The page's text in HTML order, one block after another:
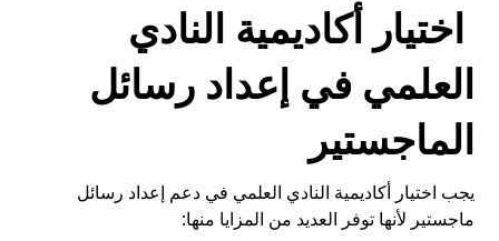
اختيار أكاديمية النادي
العلمي في إعداد رسائل
الماجستير
يجب اختيار أكاديمية النادي العلمي في دعم إعداد رسائل
ماجستير لأنها توفر العديد من المزايا منها: